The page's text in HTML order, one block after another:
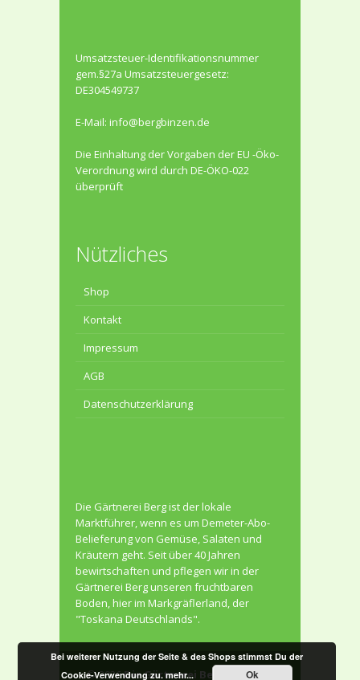
Umsatzsteuer-Identifikationsnummer
gem.§27a Umsatzsteuergesetz:
DE304549737
E-Mail: info@bergbinzen.de
Die Einhaltung der Vorgaben der EU -Öko-
Verordnung wird durch DE-ÖKO-022
überprüft
Nützliches
Shop
Kontakt
Impressum
AGB
Datenschutzerklärung
Die Gärtnerei Berg ist der lokale
Marktführer, wenn es um Demeter-Abo-
Belieferung von Gemüse, Salaten und
Kräutern geht. Seit über 40 Jahren
bewirtschaften und pflegen wir in der
Gärtnerei Berg unseren fruchtbaren
Boden, hier im Markgräflerland, der
"Toskana Deutschlands".
© 2026Die Gärtnerei Berg . All Rights
Bei weiterer Nutzung der Seite & des Shops stimmst Du der
Cookie-Verwendung zu.mehr... Ok